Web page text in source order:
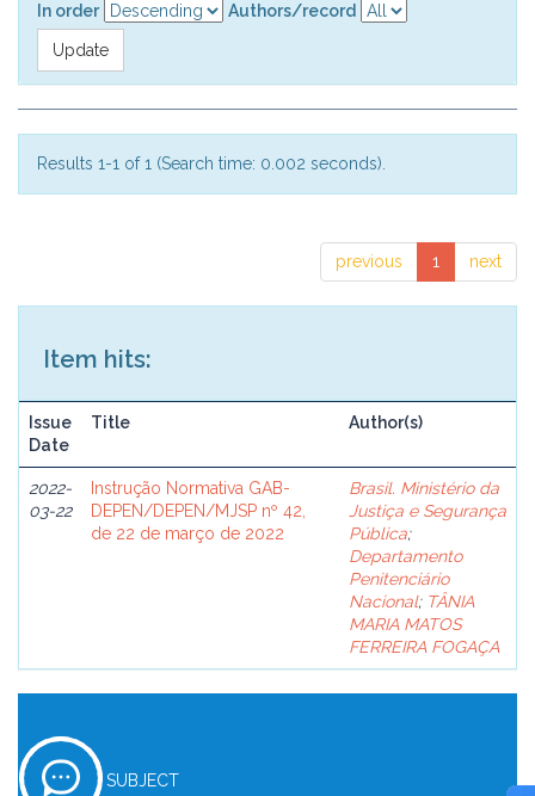
In order
Authors/record
Results 1-1 of 1 (Search time: 0.002 seconds).
previous 1 next
Item hits:
Issue
Date
Title Author(s)
2022-
03-22
Instrução Normativa GAB-
DEPEN/DEPEN/MJSP nº 42,
de 22 de março de 2022
Brasil. Ministério da
Justiça e Segurança
Pública;
Departamento
Penitenciário
Nacional; TÂNIA
MARIA MATOS
FERREIRA FOGAÇA
SUBJECT